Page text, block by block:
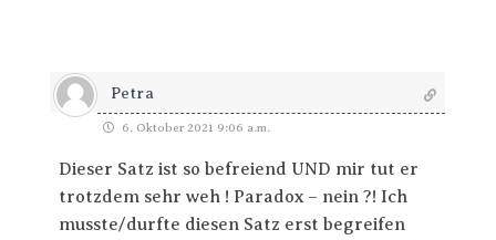
Petra
6. Oktober 2021 9:06 a.m.
Dieser Satz ist so befreiend UND mir tut er
trotzdem sehr weh ! Paradox – nein ?! Ich
musste/durfte diesen Satz erst begreifen